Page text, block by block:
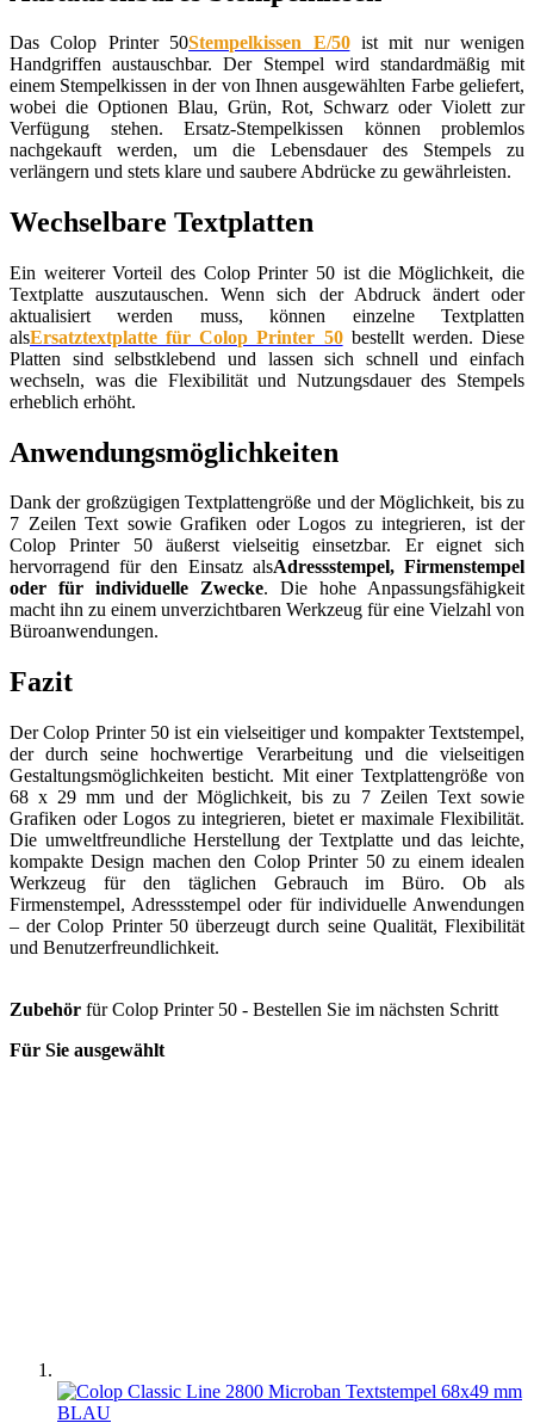
Das Colop Printer 50Stempelkissen E/50ist mit nur wenigen
Handgriffen austauschbar. Der Stempel wird standardmäßig mit
einem Stempelkissen in der von Ihnen ausgewählten Farbe geliefert,
wobei die Optionen Blau, Grün, Rot, Schwarz oder Violett zur
Verfügung stehen. Ersatz-Stempelkissen können problemlos
nachgekauft werden, um die Lebensdauer des Stempels zu
verlängern und stets klare und saubere Abdrücke zu gewährleisten.
Wechselbare Textplatten
Ein weiterer Vorteil des Colop Printer 50 ist die Möglichkeit, die
Textplatte auszutauschen. Wenn sich der Abdruck ändert oder
aktualisiert werden muss, können einzelne Textplatten
alsErsatztextplatte für Colop Printer 50bestellt werden. Diese
Platten sind selbstklebend und lassen sich schnell und einfach
wechseln, was die Flexibilität und Nutzungsdauer des Stempels
erheblich erhöht.
Anwendungsmöglichkeiten
Dank der großzügigen Textplattengröße und der Möglichkeit, bis zu
7 Zeilen Text sowie Grafiken oder Logos zu integrieren, ist der
Colop Printer 50 äußerst vielseitig einsetzbar. Er eignet sich
hervorragend für den Einsatz alsAdressstempel, Firmenstempel
oder für individuelle Zwecke. Die hohe Anpassungsfähigkeit
macht ihn zu einem unverzichtbaren Werkzeug für eine Vielzahl von
Büroanwendungen.
Fazit
Der Colop Printer 50 ist ein vielseitiger und kompakter Textstempel,
der durch seine hochwertige Verarbeitung und die vielseitigen
Gestaltungsmöglichkeiten besticht. Mit einer Textplattengröße von
68 x 29 mm und der Möglichkeit, bis zu 7 Zeilen Text sowie
Grafiken oder Logos zu integrieren, bietet er maximale Flexibilität.
Die umweltfreundliche Herstellung der Textplatte und das leichte,
kompakte Design machen den Colop Printer 50 zu einem idealen
Werkzeug für den täglichen Gebrauch im Büro. Ob als
Firmenstempel, Adressstempel oder für individuelle Anwendungen
– der Colop Printer 50 überzeugt durch seine Qualität, Flexibilität
und Benutzerfreundlichkeit.
Zubehör für Colop Printer 50 - Bestellen Sie im nächsten Schritt
Für Sie ausgewählt